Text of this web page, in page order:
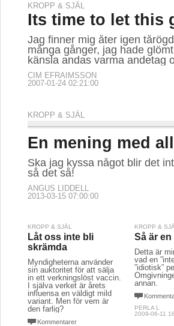
KROPP & SJÄL
Its time to let this
Jag finner mig åter igen
många gånger, jag hade
känsla andas varma andetag
CIM EFRAIMSSON
2007-01-24 02:21:00
KROPP & SJÄL
En mening med
Ska jag kyssa något blir det
så det så!
ANGUS LIDDELL
2013-03-15 07:00:00
KROPP & SJÄL
Låt oss inte bli
skrämda
Myndigheterna använder
sin auktoritet för att sälja
in ett verkningslöst vaccin.
I själva verket är årets
influensa en väldigt mild
variant. Men för vem är
den farlig?
Kommentarer
KROPP &
Så är
Detta är
vad en
”idiotisk”
annan.
PERLA L
2009-06-11